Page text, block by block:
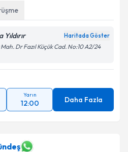
Haritada Göster
Dr Fazıl Küçük Cad. No:10 A2/24
Yarın
12:00 Daha Fazla